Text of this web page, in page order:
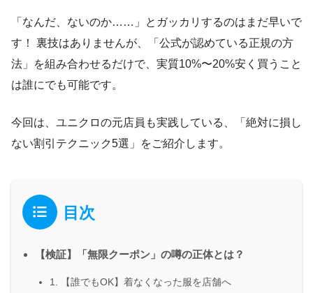
「なんだ、ないのか……」とガッカリするのはまだ早いで
す！ 裏技はありませんが、「公式が認めている正規の方
法」を組み合わせるだけで、実質10%〜20%安く買うこと
は誰にでも可能です。
今回は、ユニクロの元店員も実践している、「絶対に損し
ない割引テクニック5選」をご紹介します。
目次
【検証】「無限クーポン」の噂の正体とは？
1. 【誰でもOK】着なくなった服を店舗へ